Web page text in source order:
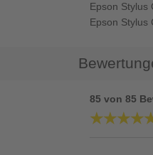
Epson Stylus
Epson Stylus
85 von 85